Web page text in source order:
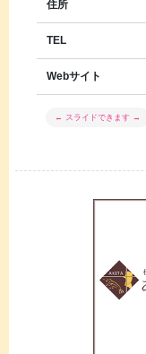
住所
TEL
Webサイト